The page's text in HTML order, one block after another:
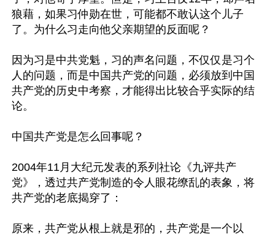
狼藉，如果习仲勋在世，可能都不敢认这个儿子
了。为什么习走向他父亲期望的反面呢？
因为习是中共党魁，习的声名问题，不仅仅是习个
人的问题，而是中国共产党的问题，必须放到中国
共产党的历史中考察，才能得出比较合乎实际的结
论。
中国共产党是怎么回事呢？
2004年11月大纪元发表的系列社论《九评共产
党》，透过共产党制造的令人眼花缭乱的表象，将
共产党的老底揭穿了：
原来，共产党从根上就是邪的，共产党是一个以